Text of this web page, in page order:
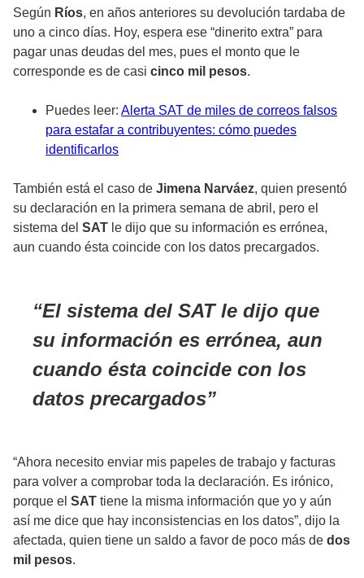
Según Ríos, en años anteriores su devolución tardaba de
uno a cinco días. Hoy, espera ese “dinerito extra” para
pagar unas deudas del mes, pues el monto que le
corresponde es de casi cinco mil pesos.
Puedes leer: Alerta SAT de miles de correos falsos
para estafar a contribuyentes: cómo puedes
identificarlos
También está el caso de Jimena Narváez, quien presentó
su declaración en la primera semana de abril, pero el
sistema del SAT le dijo que su información es errónea,
aun cuando ésta coincide con los datos precargados.
El sistema del SAT le dijo que
su información es errónea, aun
cuando ésta coincide con los
datos precargados
“Ahora necesito enviar mis papeles de trabajo y facturas
para volver a comprobar toda la declaración. Es irónico,
porque el SAT tiene la misma información que yo y aún
así me dice que hay inconsistencias en los datos”, dijo la
afectada, quien tiene un saldo a favor de poco más de dos
mil pesos.